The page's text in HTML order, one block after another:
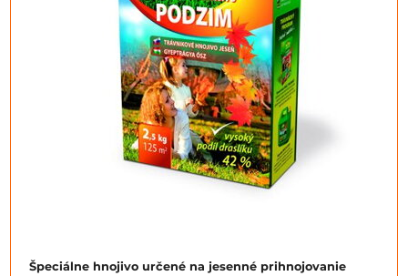
Špeciálne hnojivo určené na jesenné prihnojovanie